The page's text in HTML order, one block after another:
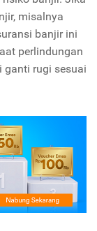
misalnya
banjir ini
perlindungan
ganti rugi sesuai